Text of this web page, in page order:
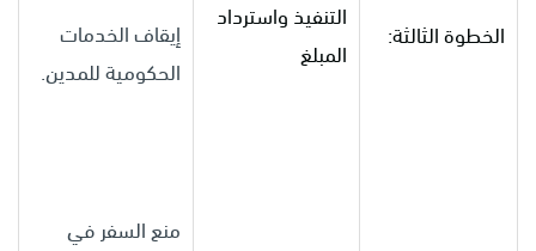
الخطوة الثالثة:
التنفيذ واسترداد
المبلغ
إيقاف الخدمات
الحكومية للمدين.
منع السفر في